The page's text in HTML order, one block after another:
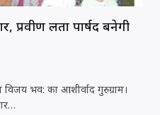
प्रवीण लता पार्षद बनेगी
भव: का आशीर्वाद गुरुग्राम।